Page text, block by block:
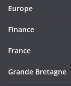
Europe
Finance
France
Grande Bretagne